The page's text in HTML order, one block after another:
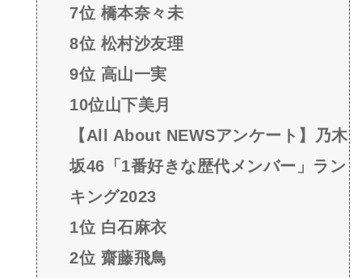
7位 橋本奈々未
8位 松村沙友理
9位 高山一実
10位山下美月
【All About NEWSアンケート】乃木
坂46「1番好きな歴代メンバー」ラン
キング2023
1位 白石麻衣
2位 齋藤飛鳥